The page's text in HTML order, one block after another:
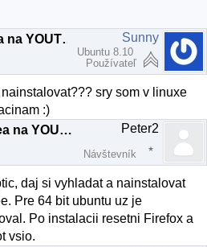
Re: Pozeranie videa na YOUTUBE Sunny
Ubuntu 8.10
Používateľ
sry som v linuxe
:)
Re: Pozeranie videa na YOUTUBE
Peter2
Návštevník
daj si vyhladat a nainstalovat
Pre 64 bit ubuntu uz je
Po instalacii resetni Firefox a
vsio.